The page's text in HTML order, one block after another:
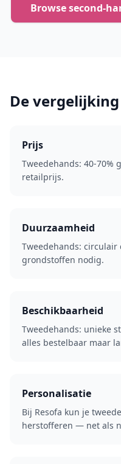
Browse second-
De vergelijking
Prijs
Tweedehands: 40-70%
retailprijs.
Duurzaamheid
Tweedehands:
grondstoffen nodig.
Beschikbaarheid
Tweedehands: unieke
alles bestelbaar maar
Personalisatie
Bij Resofa kun je
herstofferen — net als